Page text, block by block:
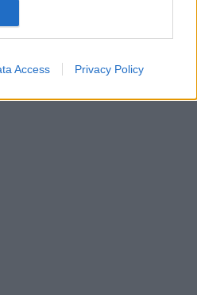
Access Privacy Policy
τη γέφυρα του